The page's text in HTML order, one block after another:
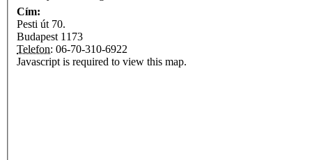
Cím:
Pesti út 70.
Budapest 1173
Telefon: 06-70-310-6922
Javascript is required to view this map.